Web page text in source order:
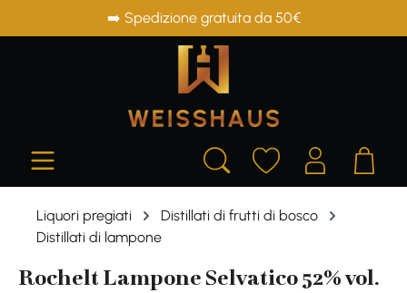
➡️ Spedizione gratuita da 50€
Liquori pregiati
Distillati di frutti di bosco
Distillati di lampone
Rochelt Lampone Selvatico 52% vol.